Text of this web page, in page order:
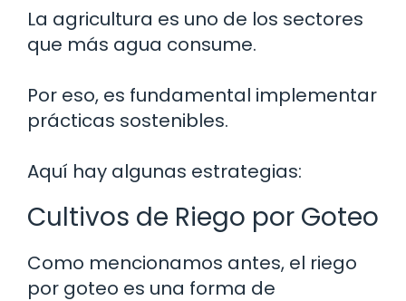
La agricultura es uno de los sectores
que más agua consume.
Por eso, es fundamental implementar
prácticas sostenibles.
Aquí hay algunas estrategias:
Cultivos de Riego por Goteo
Como mencionamos antes, el riego
por goteo es una forma de